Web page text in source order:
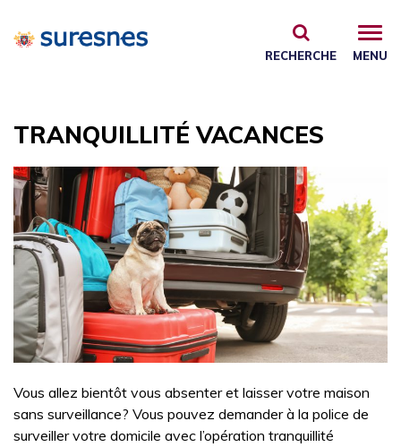
MENU
RECHERCHE
TRANQUILLITÉ VACANCES
Vous allez bientôt vous absenter et laisser votre maison
sans surveillance? Vous pouvez demander à la police de
surveiller votre domicile avec l’opération tranquillité